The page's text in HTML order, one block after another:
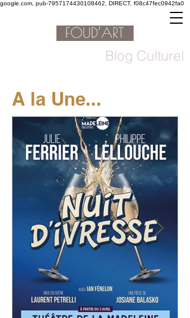
google.com, pub-7957174430108462, DIRECT, f08c47fec0942fa0
Blog Culturel
A la Une...